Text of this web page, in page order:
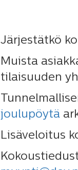
Järjestätkö
Muista
tilaisuuden
joulupöytä
Lisäveloitus